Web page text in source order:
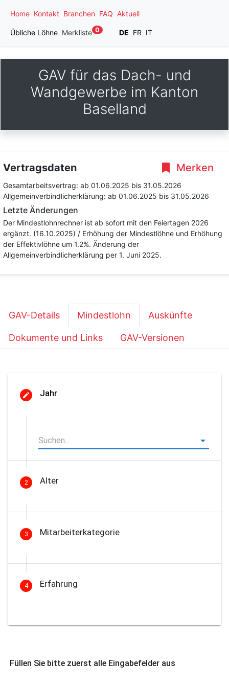
Home Kontakt Branchen FAQ Aktuell
Übliche Löhne Merkliste 0 DE FR IT
GAV für das Dach- und
Wandgewerbe im Kanton
Baselland
Merken
Vertragsdaten
Gesamtarbeitsvertrag: ab 01.06.2025 bis 31.05.2026
Allgemeinverbindlicherklärung: ab 01.06.2025 bis 31.05.2026
Letzte Änderungen
Der Mindestlohnrechner ist ab sofort mit den Feiertagen 2026
ergänzt. (16.10.2025) / Erhöhung der Mindestlöhne und Erhöhung
der Effektivlöhne um 1.2%. Änderung der
Allgemeinverbindlicherklärung per 1. Juni 2025.
GAV-Details Mindestlohn Auskünfte
Dokumente und Links GAV-Versionen
Jahr
2 Alter
3 Mitarbeiterkategorie
4 Erfahrung
Füllen Sie bitte zuerst alle Eingabefelder aus